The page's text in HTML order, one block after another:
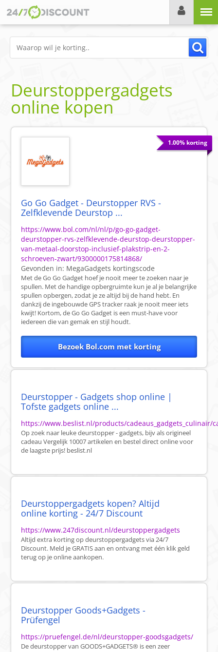
Deurstoppergadgets
online kopen
1.00% korting
Go Go Gadget - Deurstopper RVS -
Zelfklevende Deurstop ...
https://www.bol.com/nl/nl/p/go-go-gadget-
deurstopper-rvs-zelfklevende-deurstop-deurstopper-
van-metaal-doorstop-inclusief-plakstrip-en-2-
schroeven-zwart/9300000175814868/
Gevonden in: MegaGadgets kortingscode
Met de Go Go Gadget hoef je nooit meer te zoeken naar je
spullen. Met de handige opbergruimte kun je al je belangrijke
spullen opbergen, zodat je ze altijd bij de hand hebt. En
dankzij de ingebouwde GPS tracker raak je nooit meer iets
kwijt! Kortom, de Go Go Gadget is een must-have voor
iedereen die van gemak en stijl houdt.
Bezoek Bol.com met korting
Deurstopper - Gadgets shop online |
Tofste gadgets online ...
https://www.beslist.nl/products/cadeaus_gadgets_culinair/
Op zoek naar leuke deurstopper - gadgets, bijv als origineel
cadeau Vergelijk 10007 artikelen en bestel direct online voor
de laagste prijs! beslist.nl
Deurstoppergadgets kopen? Altijd
online korting - 24/7 Discount
https://www.247discount.nl/deurstoppergadgets
Altijd extra korting op deurstoppergadgets via 24/7
Discount. Meld je GRATIS aan en ontvang met één klik geld
terug op je online aankopen.
Deurstopper Goods+Gadgets -
Prüfengel
https://pruefengel.de/nl/deurstopper-goodsgadgets/
De deurstopper van GOODS+GADGETS® is een zeer